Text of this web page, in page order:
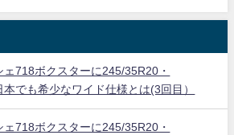
ェ718ボクスターに245/35R20・
でも希少なワイド仕様とは(3回目）
ェ718ボクスターに245/35R20・